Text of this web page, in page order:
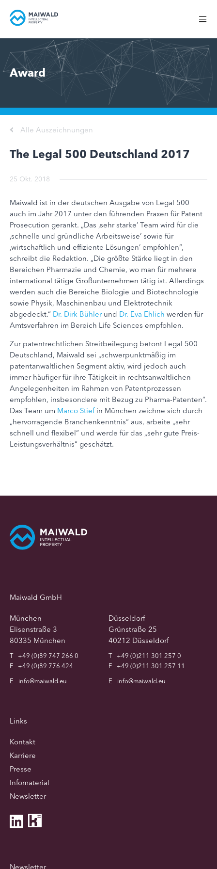
Award
Alle Auszeichnungen
The Legal 500 Deutschland 2017
25 Okt. 2018
Maiwald ist in der deutschen Ausgabe von Legal 500
auch im Jahr 2017 unter den führenden Praxen für Patent
Prosecution gerankt. „Das ‚sehr starke’ Team wird für die
‚schnelle und gründliche Arbeitsweise’ sowie für
‚wirtschaftlich und effiziente Lösungen’ empfohlen“,
schreibt die Redaktion. „Die größte Stärke liegt in den
Bereichen Pharmazie und Chemie, wo man für mehrere
international tätige Großunternehmen tätig ist. Allerdings
werden auch die Bereiche Biologie und Biotechnologie
sowie Physik, Maschinenbau und Elektrotechnik
abgedeckt.“ Dr. Dirk Bühler und Dr. Eva Ehlich werden für
Amtsverfahren im Bereich Life Sciences empfohlen.
Zur patentrechtlichen Streitbeilegung betont Legal 500
Deutschland, Maiwald sei „schwerpunktmäßig im
patentanwaltlichen Segment aktiv, wird jedoch auch
immer häufiger für ihre Tätigkeit in rechtsanwaltlichen
Angelegenheiten im Rahmen von Patentprozessen
empfohlen, insbesondere mit Bezug zu Pharma-Patenten“.
Das Team um Marco Stief in München zeichne sich durch
„hervorragende Branchenkenntnis“ aus, arbeite „sehr
schnell und flexibel“ und werde für das „sehr gute Preis-
Leistungsverhältnis“ geschätzt.
Maiwald GmbH
München
Elisenstraße 3
80335 München
T
+49 (0)89 747 266 0
F
+49 (0)89 776 424
E
info@maiwald.eu
Düsseldorf
Grünstraße 25
40212 Düsseldorf
T
+49 (0)211 301 257 0
F
+49 (0)211 301 257 11
E
info@maiwald.eu
Links
Kontakt
Karriere
Presse
Infomaterial
Newsletter
Newsletter